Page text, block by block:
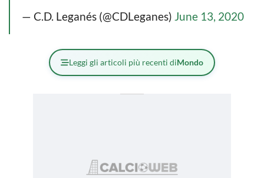
— C.D. Leganés (@CDLeganes) June 13, 2020
Leggi gli articoli più recenti diMondo